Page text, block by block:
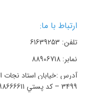
ارتباط با ما:
تلفن: 61639253
نمابر: 88906718
آدرس :
3499 – كد پستي 1598666611 – طبقه 4